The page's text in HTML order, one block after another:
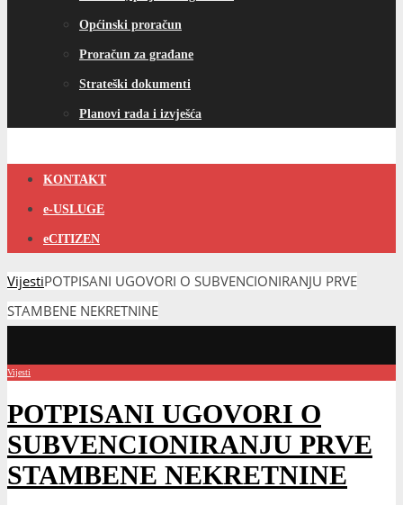
Općinski proračun
Proračun za građane
Strateški dokumenti
Planovi rada i izvješća
KONTAKT
e-USLUGE
eCITIZEN
VijestiPOTPISANI UGOVORI O SUBVENCIONIRANJU PRVE
STAMBENE NEKRETNINE
Vijesti
POTPISANI UGOVORI O
SUBVENCIONIRANJU PRVE
STAMBENE NEKRETNINE